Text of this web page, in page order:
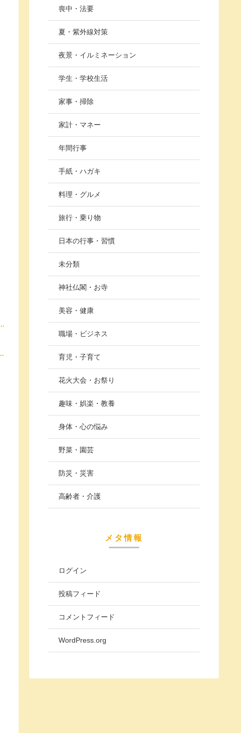
喪中・法要
夏・紫外線対策
夜景・イルミネーション
学生・学校生活
家事・掃除
家計・マネー
年間行事
手紙・ハガキ
料理・グルメ
旅行・乗り物
日本の行事・習慣
未分類
神社仏閣・お寺
美容・健康
職場・ビジネス
育児・子育て
花火大会・お祭り
趣味・娯楽・教養
身体・心の悩み
野菜・園芸
防災・災害
高齢者・介護
メタ情報
ログイン
投稿フィード
コメントフィード
WordPress.org